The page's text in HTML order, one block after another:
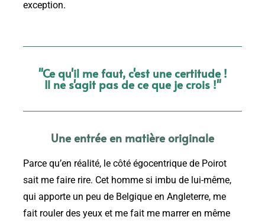
exception.
"Ce qu'il me faut, c'est une certitude !
Il ne s'agit pas de ce que je crois !"
Une entrée en matière originale
Parce qu’en réalité, le côté égocentrique de Poirot
sait me faire rire. Cet homme si imbu de lui-même,
qui apporte un peu de Belgique en Angleterre, me
fait rouler des yeux et me fait me marrer en même